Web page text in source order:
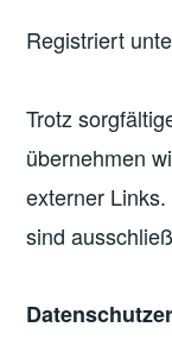
Registriert
Trotz
übernehmen
externer
sind